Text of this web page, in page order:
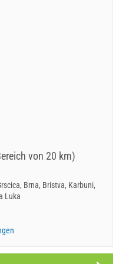
von 20 km)
Brna, Bristva, Karbuni,
Luka